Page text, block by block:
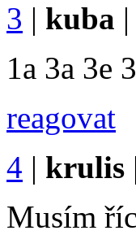
3 | kuba |
1a 3a 3e
reagovat
4 | krulis |
Musím